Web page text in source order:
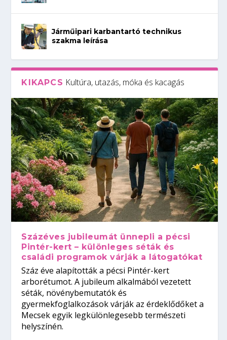
Járműipari karbantartó technikus
szakma leírása
KIKAPCS Kultúra, utazás, móka és kacagás
Százéves jubileumát ünnepli a pécsi
Pintér-kert – különleges séták és
családi programok várják a látogatókat
Száz éve alapították a pécsi Pintér-kert
arborétumot. A jubileum alkalmából vezetett
séták, növénybemutatók és
gyermekfoglalkozások várják az érdeklődőket a
Mecsek egyik legkülönlegesebb természeti
helyszínén.